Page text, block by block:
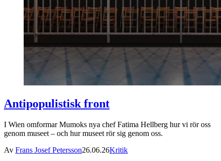
Antipopulistisk front
I Wien omformar Mumoks nya chef Fatima Hellberg hur vi rör oss
genom museet – och hur museet rör sig genom oss.
Av Frans Josef Petersson26.06.26Kritik